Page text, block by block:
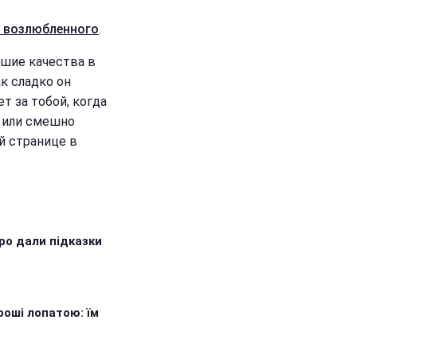
.
качества в
сладко он
за тобой, когда
или смешно
странице в
дали підказки
лопатою: їм